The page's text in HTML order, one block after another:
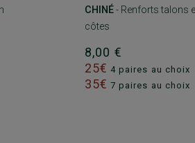
CHINÉ- Renforts talons
côtes
8,00 €
25€ 4 paires au choix
35€ 7 paires au choix